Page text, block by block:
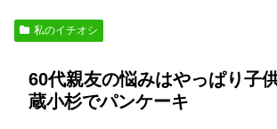
私のイチオシ
60代親友の悩みはやっぱり子
蔵小杉でパンケーキ